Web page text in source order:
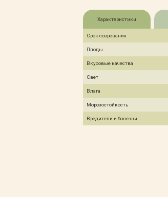
Характеристики
Срок созревания
Плоды
Вкусовые качества
Свет
Влага
Морозостойкость
Вредители и болезни